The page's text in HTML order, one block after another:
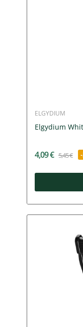
ELGYDIUM
Elgydium
4,09 € 5,45 €